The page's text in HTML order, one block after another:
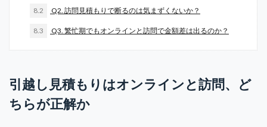
8.2 Q2. 訪問見積もりで断るのは気まずくないか？
8.3 Q3. 繁忙期でもオンラインと訪問で金額差は出るのか？
引越し見積もりはオンラインと訪問、ど
ちらが正解か